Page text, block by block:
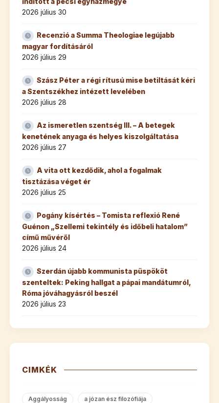
2026 július 30
Recenzió a Summa Theologiae legújabb
magyar fordításáról
2026 július 29
Szász Péter a régi rítusú mise betiltását kéri
a Szentszékhez intézett levelében
2026 július 28
Az ismeretlen szentség III. – A betegek
kenetének anyaga és helyes kiszolgáltatása
2026 július 27
A vita ott kezdődik, ahol a fogalmak
tisztázása véget ér
2026 július 25
Pogány kísértés – Tomista reflexió René
Guénon „Szellemi tekintély és időbeli hatalom”
című művéről
2026 július 24
Szerdán újabb kommunista püspököt
szenteltek: Peking hallgat a pápai mandátumról,
Róma jóváhagyásról beszél
2026 július 23
CIMKÉK
Aggályosság a józan ész filozófiája